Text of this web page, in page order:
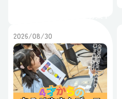
2026/08/30